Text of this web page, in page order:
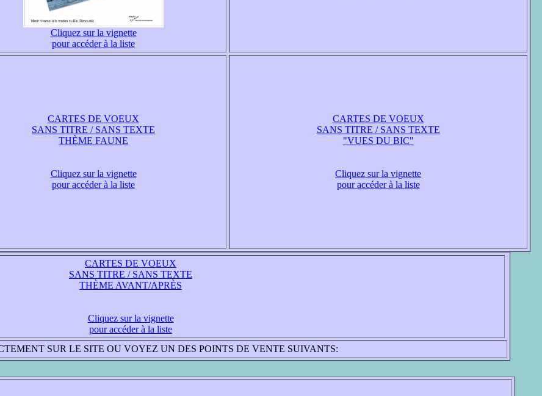
Cliquez sur la vignette
pour accéder à la liste
CARTES DE VOEUX
SANS TITRE / SANS TEXTE
THÈME FAUNE
Cliquez sur la vignette
pour accéder à la liste
CARTES DE VOEUX
SANS TITRE / SANS TEXTE
"VUES DU BIC"
Cliquez sur la vignette
pour accéder à la liste
CARTES DE VOEUX
SANS TITRE / SANS TEXTE
THÈME AVANT/APRÈS
Cliquez sur la vignette
pour accéder à la liste
SUR LE SITE OU VOYEZ UN DES POINTS DE VENTE SUIVANTS: